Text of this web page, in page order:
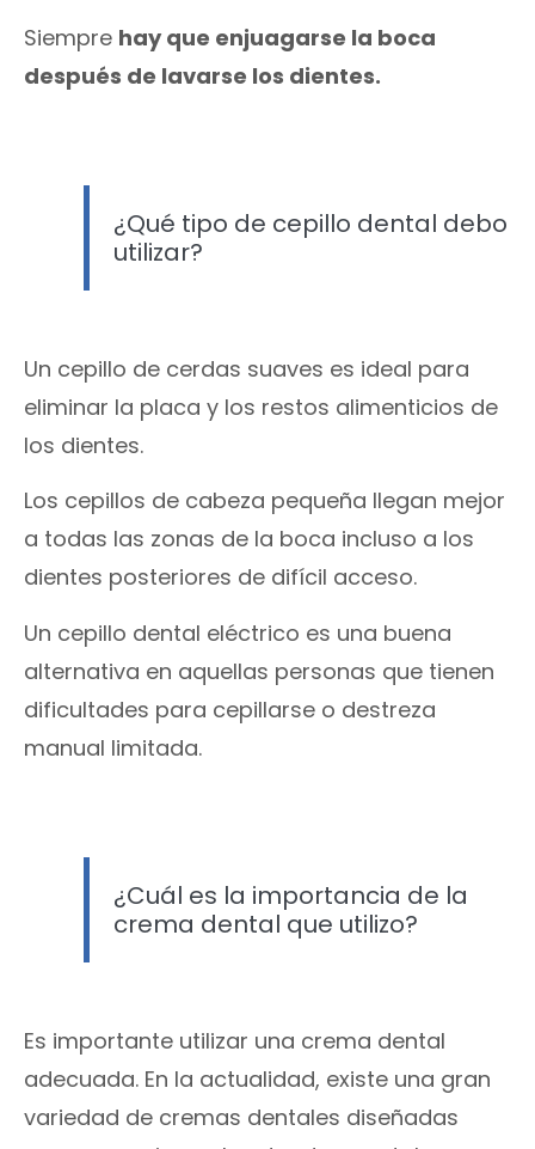
Siempre hay que enjuagarse la boca
después de lavarse los dientes.
¿Qué tipo de cepillo dental debo
utilizar?
Un cepillo de cerdas suaves es ideal para
eliminar la placa y los restos alimenticios de
los dientes.
Los cepillos de cabeza pequeña llegan mejor
a todas las zonas de la boca incluso a los
dientes posteriores de difícil acceso.
Un cepillo dental eléctrico es una buena
alternativa en aquellas personas que tienen
dificultades para cepillarse o destreza
manual limitada.
¿Cuál es la importancia de la
crema dental que utilizo?
Es importante utilizar una crema dental
adecuada. En la actualidad, existe una gran
variedad de cremas dentales diseñadas